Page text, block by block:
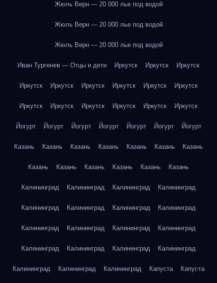
Жюль Верн — 20 000 лье под водой
Жюль Верн — 20 000 лье под водой
Жюль Верн — 20 000 лье под водой
Иван Тургенев — Отцы и дети Иркутск Иркутск Иркутск
Иркутск Иркутск Иркутск Иркутск Иркутск Иркутск
Иркутск Иркутск Иркутск Иркутск Иркутск Иркутск
Йогурт Йогурт Йогурт Йогурт Йогурт Йогурт Йогурт
Казань Казань Казань Казань Казань Казань Казань
Казань Казань Казань Казань Казань Казань
Калининград Калининград Калининград Калининград
Калининград Калининград Калининград Калининград
Калининград Калининград Калининград Калининград
Калининград Калининград Калининград Калининград
Калининград Калининград Калининград Капуста Капуста